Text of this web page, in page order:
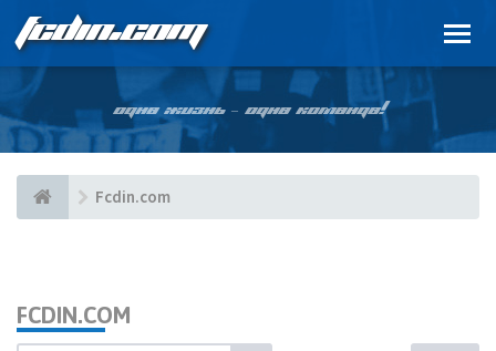
FCDIN.COM
ОДНА ЖИЗНЬ – ОДНА КОМАНДА!
Fcdin.com
FCDIN.COM